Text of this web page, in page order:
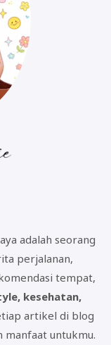
adalah seorang
perjalanan,
tempat,
kesehatan,
artikel di blog
manfaat untukmu.